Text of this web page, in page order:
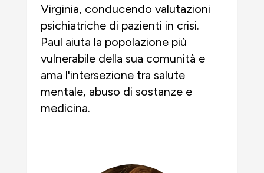
Virginia, conducendo valutazioni
psichiatriche di pazienti in crisi.
Paul aiuta la popolazione più
vulnerabile della sua comunità e
ama l'intersezione tra salute
mentale, abuso di sostanze e
medicina.